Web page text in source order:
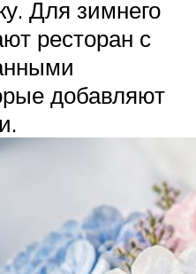
Для зимнего
ресторан с
добавляют